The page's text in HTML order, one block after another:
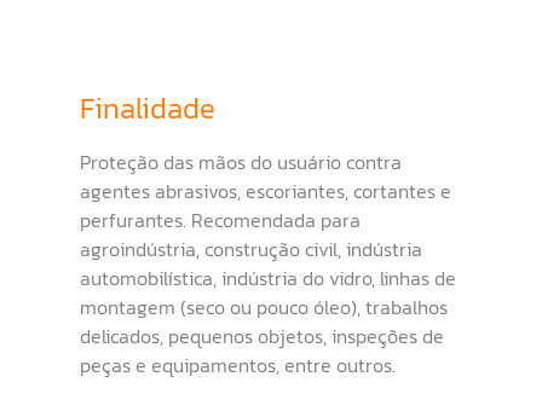
Finalidade
Proteção das mãos do usuário contra
agentes abrasivos, escoriantes, cortantes e
perfurantes. Recomendada para
agroindústria, construção civil, indústria
automobilística, indústria do vidro, linhas de
montagem (seco ou pouco óleo), trabalhos
delicados, pequenos objetos, inspeções de
peças e equipamentos, entre outros.